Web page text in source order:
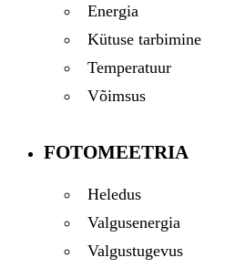
Energia
Kütuse tarbimine
Temperatuur
Võimsus
FOTOMEETRIA
Heledus
Valgusenergia
Valgustugevus